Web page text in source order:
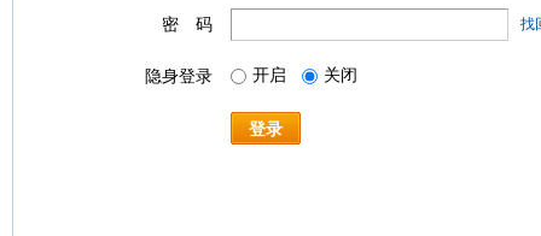
密 码 找
隐身登录 开启 关闭
登录